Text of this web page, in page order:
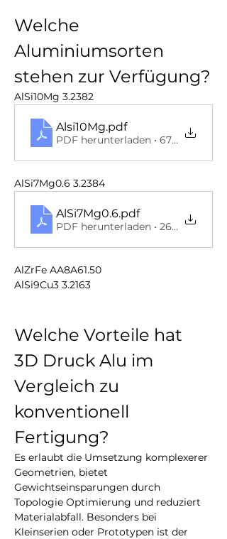
Welche
Aluminiumsorten
stehen zur Verfügung?
AlSi10Mg 3.2382
Alsi10Mg.pdf
PDF herunterladen • 673KB
AlSi7Mg0.6 3.2384
AlSi7Mg0.6.pdf
PDF herunterladen • 265KB
AlZrFe AA8A61.50
AlSi9Cu3 3.2163
Welche Vorteile hat
3D Druck Alu im
Vergleich zu
konventionell
Fertigung?
Es erlaubt die Umsetzung komplexerer
Geometrien, bietet
Gewichtseinsparungen durch
Topologie Optimierung und reduziert
Materialabfall. Besonders bei
Kleinserien oder Prototypen ist der